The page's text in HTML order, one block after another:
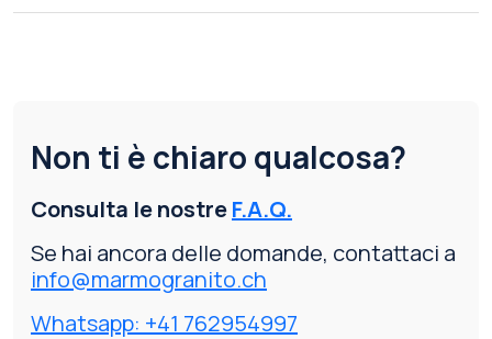
Non ti è chiaro qualcosa?
Consulta le nostreF.A.Q.
Se hai ancora delle domande, contattaci a
info@marmogranito.ch
Whatsapp: +41 762954997